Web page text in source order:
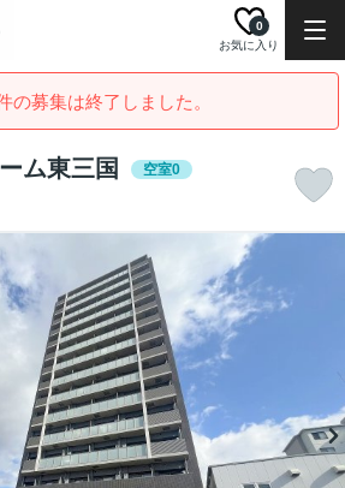
お気に入り
0
の募集は終了しました。
ム東三国 空室0